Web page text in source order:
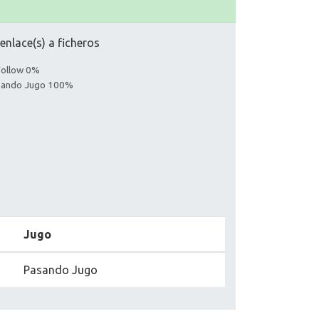
a ficheros
0%
Jugo 100%
Jugo
Pasando Jugo